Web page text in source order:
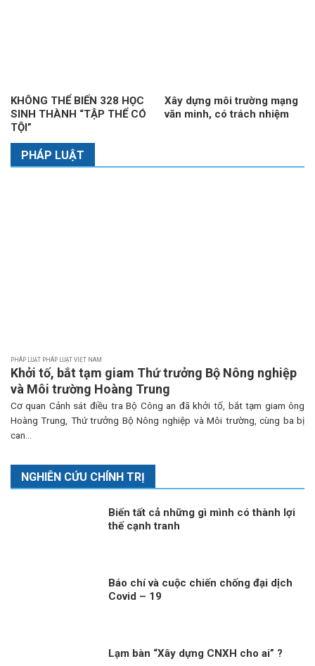
KHÔNG THỂ BIẾN 328 HỌC
SINH THÀNH “TẬP THỂ CÓ
TỘI”
Xây dựng môi trường mạng
văn minh, có trách nhiệm
PHÁP LUẬT
PHÁP LUẬT PHÁP LUẬT VIỆT NAM
Khởi tố, bắt tạm giam Thứ trưởng Bộ Nông nghiệp
và Môi trường Hoàng Trung
Cơ quan Cảnh sát điều tra Bộ Công an đã khởi tố, bắt tạm giam ông
Hoàng Trung, Thứ trưởng Bộ Nông nghiệp và Môi trường, cùng ba bị
can...
NGHIÊN CỨU CHÍNH TRỊ
Biến tất cả những gì mình có thành lợi
thế cạnh tranh
Báo chí và cuộc chiến chống đại dịch
Covid – 19
Lạm bàn “Xây dựng CNXH cho ai” ?